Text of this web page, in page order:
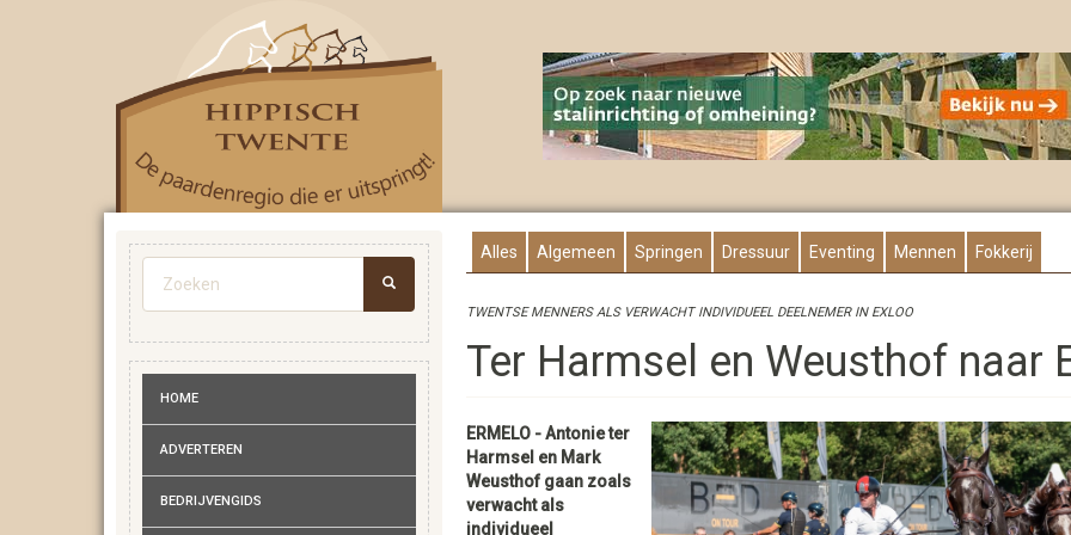
Zoekveld
HOME
ADVERTEREN
BEDRIJVENGIDS
Alles Algemeen Springen Dressuur Eventing Mennen Fokkerij
TWENTSE MENNERS ALS VERWACHT INDIVIDUEEL DEELNEMER IN EXLOO
Ter Harmsel en Weusthof naar
ERMELO - Antonie ter
Harmsel en Mark
Weusthof gaan zoals
verwacht als
individueel